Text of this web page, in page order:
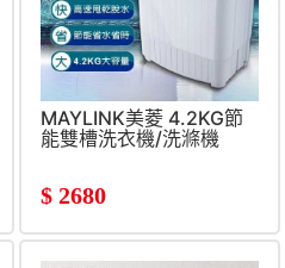
MAYLINK美菱 4.2KG節
能雙槽洗衣機/洗滌機
$ 2680